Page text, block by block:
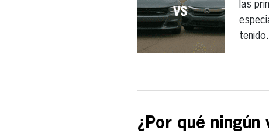
las
¿Por qué